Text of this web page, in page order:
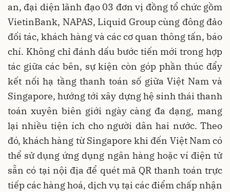
an, đại diện lãnh đạo 03 đơn vị đồng tổ chức gồm
VietinBank, NAPAS, Liquid Group cùng đông đảo
đối tác, khách hàng và các cơ quan thông tấn, báo
chí. Không chỉ đánh dấu bước tiến mới trong hợp
tác giữa các bên, sự kiện còn góp phần thúc đẩy
kết nối hạ tầng thanh toán số giữa Việt Nam và
Singapore, hướng tới xây dựng hệ sinh thái thanh
toán xuyên biên giới ngày càng đa dạng, mang
lại nhiều tiện ích cho người dân hai nước. Theo
đó, khách hàng từ Singapore khi đến Việt Nam có
thể sử dụng ứng dụng ngân hàng hoặc ví điện tử
sẵn có tại nội địa để quét mã QR thanh toán trực
tiếp các hàng hoá, dịch vụ tại các điểm chấp nhận